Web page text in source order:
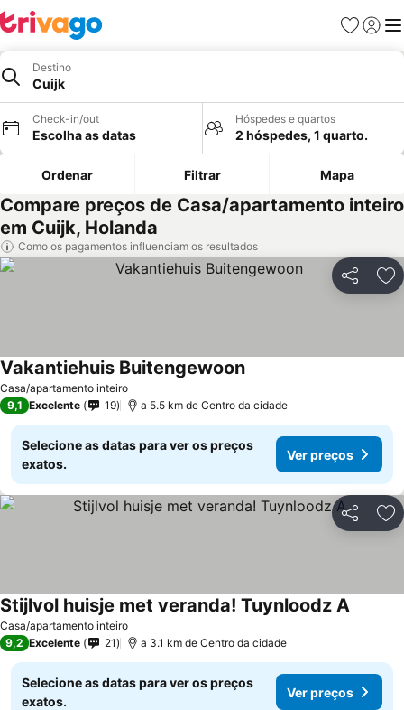
Favoritos
Iniciar
Destino
Cuijk
Check-in/out
Escolha as datas
Hóspedes e quartos
2 hóspedes, 1 quarto.
Ordenar Filtrar Mapa
Compare preços de Casa/apartamento inteiro
em Cuijk, Holanda
Como os pagamentos influenciam os resultados
Partilhar
Casa/apartamento inteiro
Vakantiehuis BuitengewoonVer preços
9,1 Excelente 19 a 5.5 km de Centro da cidade
Selecione as datas para ver os preços
exatos.
Ver preços
Partilhar
Casa/apartamento inteiro
Stijlvol huisje met veranda! Tuynloodz AVer
9,2 Excelente 21 a 3.1 km de Centro da cidade
Selecione as datas para ver os preços
exatos.
Ver preços